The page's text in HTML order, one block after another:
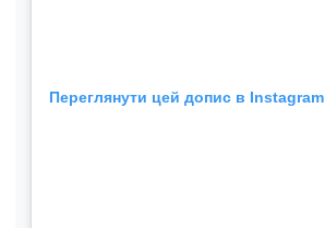
Переглянути цей допис в Instagram